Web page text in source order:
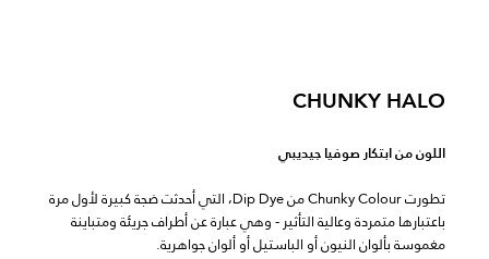
CHUNKY HALO
اللون من ابتكار صوفيا جيديبي
تطورت Chunky Colour من Dip Dye، التي أحدثت ضجة كبيرة لأول مرة
باعتبارها متمردة وعالية التأثير - وهي عبارة عن أطراف جريئة ومتباينة
مغموسة بألوان النيون أو الباستيل أو ألوان جواهرية.